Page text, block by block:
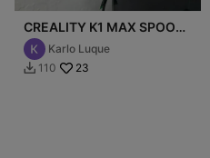
CREALITY K1 MAX SPOOL
ROLLERKarlo Luque
 110 23